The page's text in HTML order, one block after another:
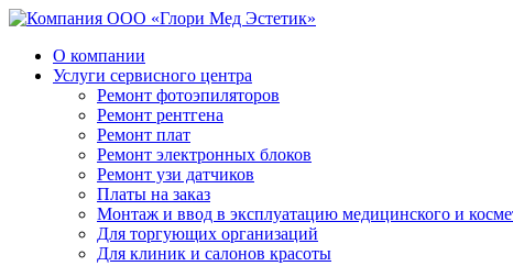
О компании
Услуги сервисного центра
Ремонт фотоэпиляторов
Ремонт рентгена
Ремонт плат
Ремонт электронных блоков
Ремонт узи датчиков
Платы на заказ
Монтаж и ввод в эксплуатацию медицинского и
Для торгующих организаций
Для клиник и салонов красоты